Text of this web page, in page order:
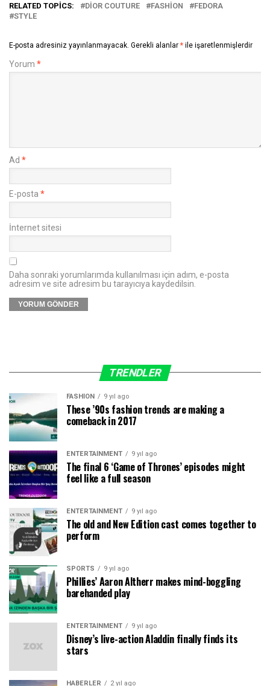
RELATED TOPICS: DIOR COUTURE FASHION
FEDORA
STYLE
E-posta adresiniz yayınlanmayacak. Gerekli alanlar * ile işaretlenmişlerdir
Yorum *
Ad *
E-posta *
İnternet sitesi
Daha sonraki yorumlarımda kullanılması için adım, e-posta
adresim ve site adresim bu tarayıcıya kaydedilsin.
TRENDLER
FASHION 9 yıl ago
These ’90s fashion trends are making a
comeback in 2017
ENTERTAINMENT 9 yıl ago
The final 6 ‘Game of Thrones’ episodes might
feel like a full season
ENTERTAINMENT 9 yıl ago
The old and New Edition cast comes together to
perform
SPORTS 9 yıl ago
Phillies’ Aaron Altherr makes mind-boggling
barehanded play
ENTERTAINMENT 9 yıl ago
Disney’s live-action Aladdin finally finds its
stars
HABERLER 2 yıl ago